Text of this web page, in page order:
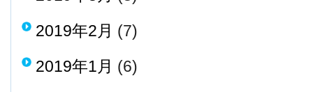
2019年2月 (7)
2019年1月 (6)